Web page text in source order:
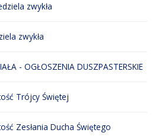
zwykła
zwykła
- OGŁOSZENIA DUSZPASTERSKIE
Trójcy Świętej
Zesłania Ducha Świętego